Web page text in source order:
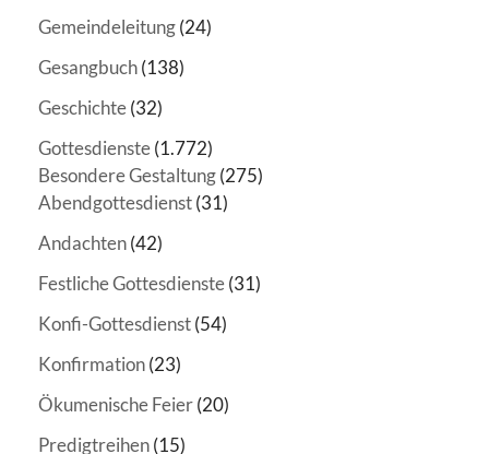
Gemeindeleitung(24)
Gesangbuch(138)
Geschichte(32)
Gottesdienste(1.772)
Besondere Gestaltung(275)
Abendgottesdienst(31)
Andachten(42)
Festliche Gottesdienste(31)
Konfi-Gottesdienst(54)
Konfirmation(23)
Ökumenische Feier(20)
Predigtreihen(15)